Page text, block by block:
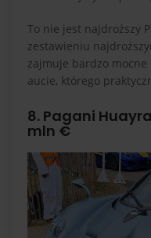
To nie jest najdroższy
zestawieniu
zajmuje bardzo mocne
aucie, którego
8. Pagani
mln €